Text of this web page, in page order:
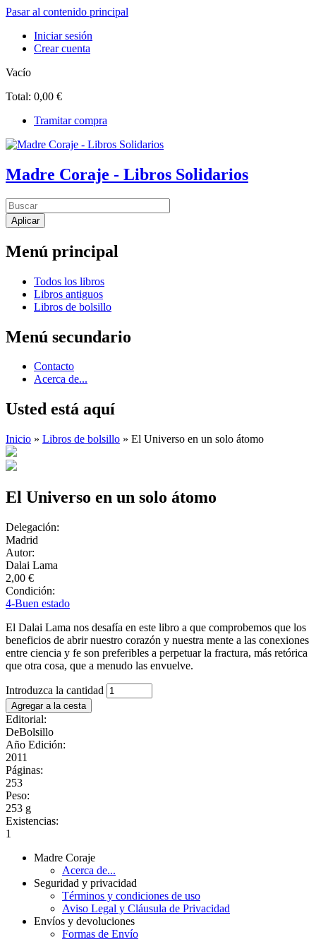
Pasar al contenido principal
Iniciar sesión
Crear cuenta
Vacío
Total: 0,00 €
Tramitar compra
Madre Coraje - Libros Solidarios
Menú principal
Todos los libros
Libros antiguos
Libros de bolsillo
Menú secundario
Contacto
Acerca de...
Usted está aquí
Inicio » Libros de bolsillo » El Universo en un solo átomo
El Universo en un solo átomo
Delegación:
Madrid
Autor:
Dalai Lama
2,00 €
Condición:
4-Buen estado
El Dalai Lama nos desafía en este libro a que comprobemos que los
beneficios de abrir nuestro corazón y nuestra mente a las conexiones
entre ciencia y fe son preferibles a perpetuar la fractura, más retórica
que otra cosa, que a menudo las envuelve.
Introduzca la cantidad
Editorial:
DeBolsillo
Año Edición:
2011
Páginas:
253
Peso:
253 g
Existencias:
1
Madre Coraje
Acerca de...
Seguridad y privacidad
Términos y condiciones de uso
Aviso Legal y Cláusula de Privacidad
Envíos y devoluciones
Formas de Envío